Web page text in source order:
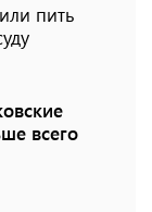
пить
всего